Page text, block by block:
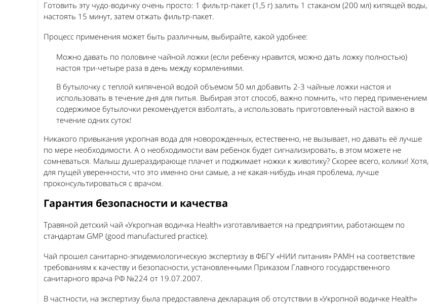
Готовить эту чудо-водичку очень просто: 1 фильтр-пакет (1,5 г) залить 1 стаканом (200 мл) кипящей воды,
настоять 15 минут, затем отжать фильтр-пакет.
Процесс применения может быть различным, выбирайте, какой удобнее:
Можно давать по половине чайной ложки (если ребенку нравится, можно дать ложку полностью)
настоя три-четыре раза в день между кормлениями.
В бутылочку с теплой кипяченой водой объемом 50 мл добавить 2-3 чайные ложки настоя и
использовать в течение дня для питья. Выбирая этот способ, важно помнить, что перед применением
содержимое бутылочки рекомендуется взболтать, а использовать приготовленный настой важно в
течение одних суток!
Никакого привыкания укропная вода для новорожденных, естественно, не вызывает, но давать её лучше
по мере необходимости. А о необходимости вам ребенок будет сигнализировать, в этом можете не
сомневаться. Малыш душераздирающе плачет и поджимает ножки к животику? Скорее всего, колики! Хотя,
для пущей уверенности, что это именно они самые, а не какая-нибудь иная проблема, лучше
проконсультироваться с врачом.
Гарантия безопасности и качества
Травяной детский чай «Укропная водичка Health» изготавливается на предприятии, работающем по
стандартам GMP (good manufactured practice).
Чай прошел санитарно-эпидемиологическую экспертизу в ФБГУ «НИИ питания» РАМН на соответствие
требованиям к качеству и безопасности, установленными Приказом Главного государственного
санитарного врача РФ №224 от 19.07.2007.
В частности, на экспертизу была предоставлена декларация об отсутствии в «Укропной водичке Health»